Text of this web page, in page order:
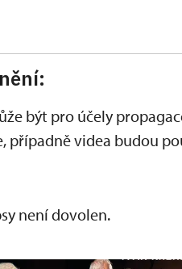
být pro účely
případně videa budou
není dovolen.